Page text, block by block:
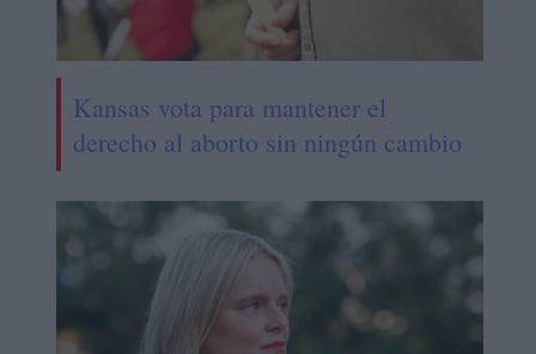
Kansas vota para mantener el
derecho al aborto sin ningún cambio